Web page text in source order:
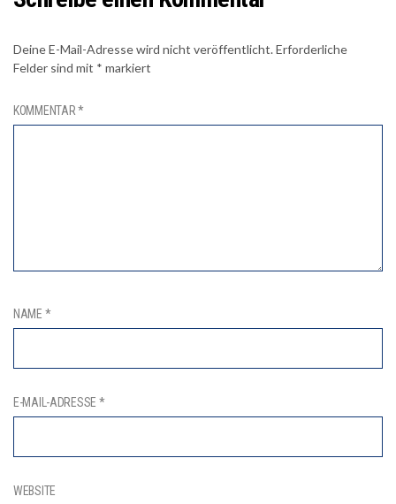
Deine E-Mail-Adresse wird nicht veröffentlicht.Erforderliche
Felder sind mit * markiert
KOMMENTAR*
NAME *
E-MAIL-ADRESSE *
WEBSITE